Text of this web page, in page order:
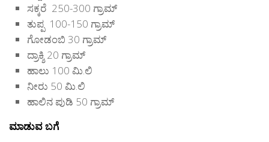
ಸಕ್ಕರೆ 250-300 ಗ್ರಾಮ್
ತುಪ್ಪ 100-150 ಗ್ರಾಮ್
ಗೋಡಂಬಿ 30 ಗ್ರಾಮ್
ದ್ರಾಕ್ಶಿ 20 ಗ್ರಾಮ್
ಹಾಲು 100 ಮಿ.ಲಿ
ನೀರು 50 ಮಿ.ಲಿ
ಹಾಲಿನ ಪುಡಿ 50 ಗ್ರಾಮ್
ಮಾಡುವ ಬಗೆ